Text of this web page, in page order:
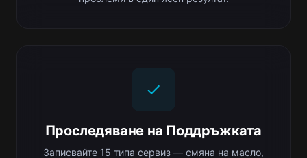
Проследяване на Поддръжката
Записвайте 15 типа сервиз — смяна на масло,